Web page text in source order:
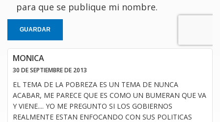
para que se publique mi nombre.
GUARDAR
MONICA
30 DE SEPTIEMBRE DE 2013
EL TEMA DE LA POBREZA ES UN TEMA DE NUNCA
ACABAR, ME PARECE QUE ES COMO UN BUMERAN QUE VA
Y VIENE.... YO ME PREGUNTO SI LOS GOBIERNOS
REALMENTE ESTAN ENFOCANDO CON SUS POLITICAS